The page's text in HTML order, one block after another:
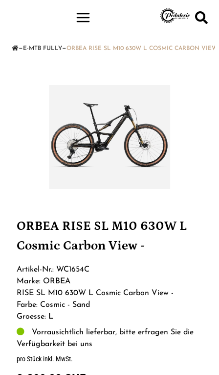
— E-MTB FULLY—ORBEA RISE SL M10 630W L COSMIC CARBON VIEW
ORBEA RISE SL M10 630W L
Cosmic Carbon View -
Artikel-Nr.: WC1654C
Marke: ORBEA
RISE SL M10 630W L Cosmic Carbon View -
Farbe: Cosmic - Sand
Groesse: L
Vorrausichtlich lieferbar, bitte erfragen Sie die
Verfügbarkeit bei uns
pro Stück inkl. MwSt.